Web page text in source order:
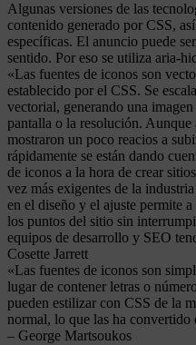
Algunas versiones de las
contenido generado por CSS,
específicas. El anuncio puede
sentido. Por eso se utiliza aria-
«Las fuentes de iconos son
establecido por el CSS. Se
vectorial, generando una
pantalla o la resolución.
mostraron un poco reacios a
rápidamente se están dando
de iconos a la hora de crear
vez más exigentes de la
en el diseño y el ajuste permite
los puntos del sitio sin
equipos de desarrollo y SEO
Cosette Jarrett
«Las fuentes de iconos son
lugar de contener letras o
pueden estilizar con CSS de la
normal, lo que las ha
– George Martsoukos